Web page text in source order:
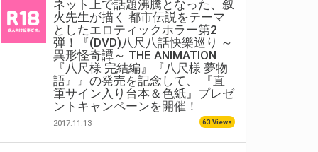
ネット上で話題沸騰となった、叙
火先生が描く 都市伝説をテーマ
としたエロティックホラー第2
弾！『(DVD)八尺八話快樂巡り ～
異形怪奇譚～ THE ANIMATION
『八尺様 完結編』『八尺様 夢物
語』』の発売を記念して、 『直
筆サイン入り台本＆色紙』プレゼ
ントキャンペーンを開催！
2017.11.13 63 Views